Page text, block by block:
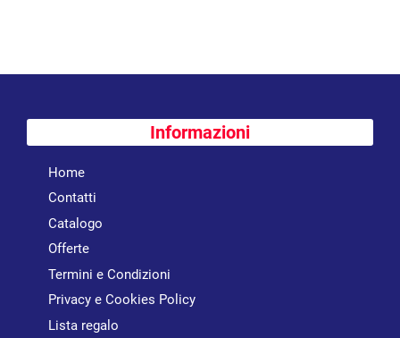
Informazioni
Home
Contatti
Catalogo
Offerte
Termini e Condizioni
Privacy e Cookies Policy
Lista regalo